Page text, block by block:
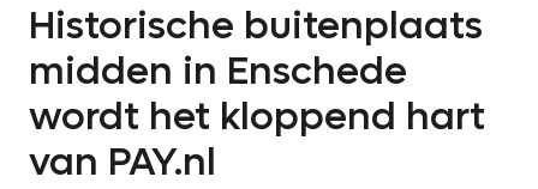
Historische buitenplaats
midden in Enschede
wordt het kloppend hart
van PAY.nl